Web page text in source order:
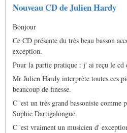
Nouveau CD de Julien Hardy
Bonjour
Ce CD présente du très beau basson
exception.
Pour la partie pratique : j' ai reçu le cd
Mr Julien Hardy interprète toutes ces
beaucoup de finesse.
C 'est un très grand bassoniste
Sophie Dartigalongue.
C 'est vraiment un musicien d'